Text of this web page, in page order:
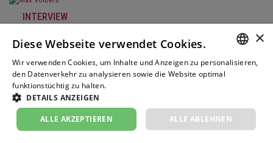
INTERVIEW
Max Volbers im Interview
30. November 2022
«Historische Aufführungspraxis heißt Verstehen, nicht
blindes Übernehmen.» Max Volbers…
WEITER
×
Diese Webseite verwendet Cookies.
Wir verwenden Cookies, um Inhalte und Anzeigen zu personalisieren,
den Datenverkehr zu analysieren sowie die Website optimal
funktionstüchtig zu halten.
DETAILS ANZEIGEN
ALLE AKZEPTIEREN ALLE ABLEHNEN